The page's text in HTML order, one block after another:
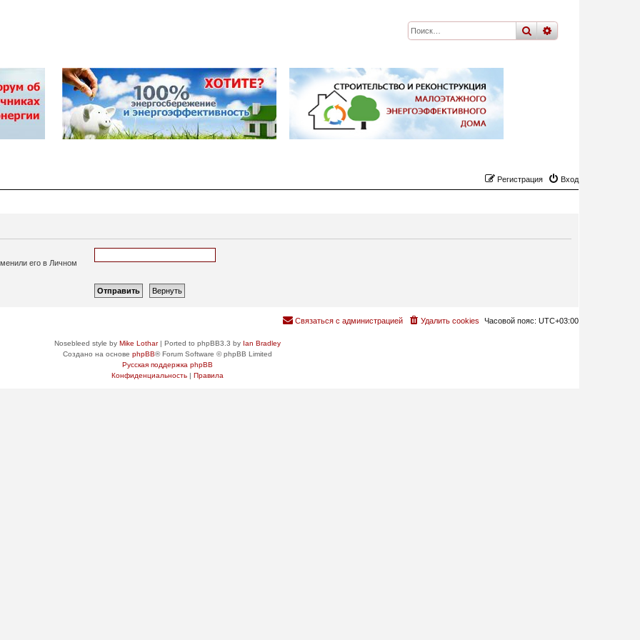
поискрасширенный
Вход
Регистрация
его в Личном
Часовой пояс: UTC+03:00
Удалить cookies
Связаться с администрацией
Nosebleed style by Mike Lothar| Ported to phpBB3.3 by Ian Bradley
Создано на основе phpBB® Forum Software © phpBB Limited
Русская поддержка phpBB
Конфиденциальность| Правила